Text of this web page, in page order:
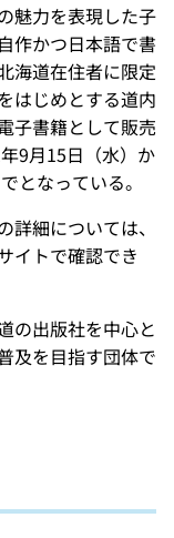
魅力を表現した子
作かつ日本語で書
海道在住者に限定
はじめとする道内
子書籍として販売
9月15日（水）か
となっている。
細については、
イトで確認でき
の出版社を中心と
及を目指す団体で